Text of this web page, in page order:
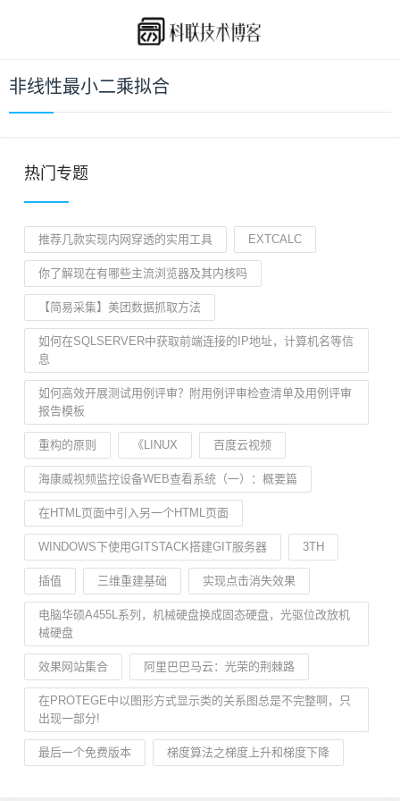
非线性最小二乘拟合
热门专题
推荐几款实现内网穿透的实用工具 EXTCALC
你了解现在有哪些主流浏览器及其内核吗
【简易采集】美团数据抓取方法
如何在SQLSERVER中获取前端连接的IP地址，计算机名等信
息
如何高效开展测试用例评审？附用例评审检查清单及用例评审
报告模板
重构的原则 《LINUX 百度云视频
海康威视频监控设备WEB查看系统（一）：概要篇
在HTML页面中引入另一个HTML页面
WINDOWS下使用GITSTACK搭建GIT服务器 3TH
插值 三维重建基础 实现点击消失效果
电脑华硕A455L系列，机械硬盘换成固态硬盘，光驱位改放机
械硬盘
效果网站集合 阿里巴巴马云：光荣的荆棘路
在PROTEGE中以图形方式显示类的关系图总是不完整啊，只
出现一部分!
最后一个免费版本 梯度算法之梯度上升和梯度下降